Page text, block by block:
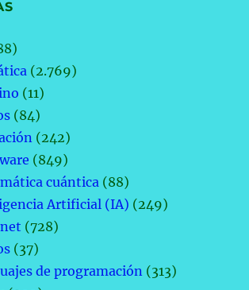
(2.769)
(11)
(84)
(242)
(849)
cuántica (88)
Artificial (IA) (249)
(728)
(37)
de programación (313)